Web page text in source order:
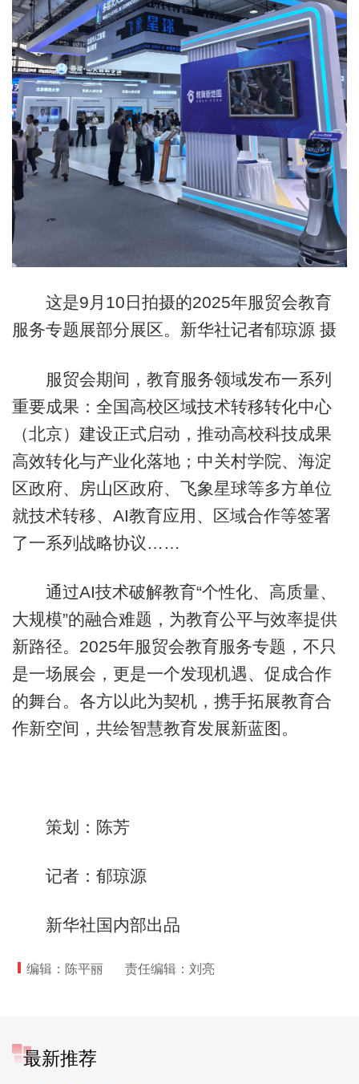
这是9月10日拍摄的2025年服贸会教育
服务专题展部分展区。新华社记者郁琼源 摄
服贸会期间，教育服务领域发布一系列
重要成果：全国高校区域技术转移转化中心
（北京）建设正式启动，推动高校科技成果
高效转化与产业化落地；中关村学院、海淀
区政府、房山区政府、飞象星球等多方单位
就技术转移、AI教育应用、区域合作等签署
了一系列战略协议……
通过AI技术破解教育“个性化、高质量、
大规模”的融合难题，为教育公平与效率提供
新路径。2025年服贸会教育服务专题，不只
是一场展会，更是一个发现机遇、促成合作
的舞台。各方以此为契机，携手拓展教育合
作新空间，共绘智慧教育发展新蓝图。
策划：陈芳
记者：郁琼源
新华社国内部出品
编辑：陈平丽 责任编辑：刘亮
最新推荐